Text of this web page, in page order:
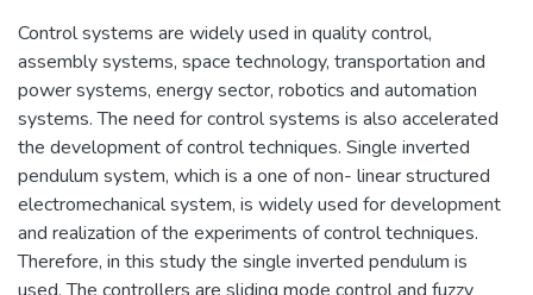
Control systems are widely used in quality control,
assembly systems, space technology, transportation and
power systems, energy sector, robotics and automation
systems. The need for control systems is also accelerated
the development of control techniques. Single inverted
pendulum system, which is a one of non- linear structured
electromechanical system, is widely used for development
and realization of the experiments of control techniques.
Therefore, in this study the single inverted pendulum is